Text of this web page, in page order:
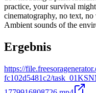
practice, your survival
cinematography, no text,
Ambient sounds of the
Ergebnis
https://
fc102d5481c2/